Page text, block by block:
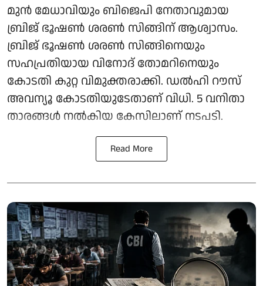
മുന്‍ മേധാവിയും ബിജെപി നേതാവുമായ
ബ്രിജ് ഭൂഷണ്‍ ശരണ്‍ സിങ്ങിന് ആശ്വാസം.
ബ്രിജ് ഭൂഷണ്‍ ശരണ്‍ സിങ്ങിനെയും
സഹപ്രതിയായ വിനോദ് തോമറിനെയും
കോടതി കുറ്റ വിമുക്തരാക്കി. ഡല്‍ഹി റൗസ്
അവന്യൂ കോടതിയുടേതാണ് വിധി. 5 വനിതാ
താരങ്ങള്‍ നല്‍കിയ കേസിലാണ് നടപടി.
Read More